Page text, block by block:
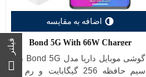
اضافه به مقایسه
Bond 5G With 66W Charger
گوشی موبایل داریا مدل Bond 5G دو
فیلتر